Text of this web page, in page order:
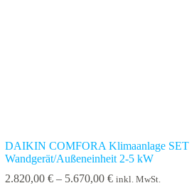
DAIKIN COMFORA Klimaanlage SET
Wandgerät/Außeneinheit 2-5 kW
2.820,00 € – 5.670,00 €Preisspanne:
inkl. MwSt.